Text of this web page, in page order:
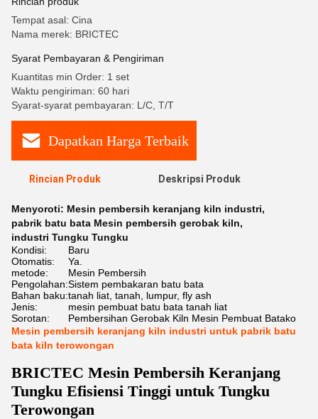
Tempat asal: Cina
Nama merek: BRICTEC
Syarat Pembayaran & Pengiriman
Kuantitas min Order: 1 set
Waktu pengiriman: 60 hari
Syarat-syarat pembayaran: L/C, T/T
Dapatkan Harga Terbaik
Rincian Produk Deskripsi Produk
Menyoroti: Mesin pembersih keranjang kiln industri,
pabrik batu bata Mesin pembersih gerobak kiln,
industri Tungku Tungku
Kondisi:
Baru
Otomatis:
Ya.
metode:
Mesin Pembersih
Pengolahan:Sistem pembakaran batu bata
Bahan baku:tanah liat, tanah, lumpur, fly ash
Jenis:
mesin pembuat batu bata tanah liat
Sorotan:
Pembersihan Gerobak Kiln Mesin Pembuat Batako
Mesin pembersih keranjang kiln industri untuk pabrik batu
bata kiln terowongan
BRICTEC Mesin Pembersih Keranjang
Tungku Efisiensi Tinggi untuk Tungku
Terowongan